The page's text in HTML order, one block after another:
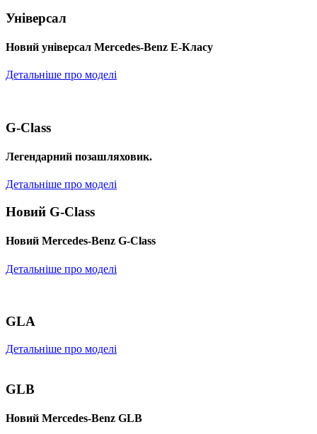
Універсал
Новий універсал Mercedes-Benz E-Класу
Детальніше про моделі
G-Class
Легендарний позашляховик.
Детальніше про моделі
Новий G-Class
Новий Mercedes-Benz G-Class
Детальніше про моделі
GLA
Детальніше про моделі
GLB
Новий Mercedes-Benz GLB